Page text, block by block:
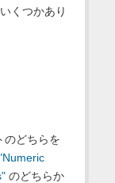
くつかあり
のどちらを
のどちらか